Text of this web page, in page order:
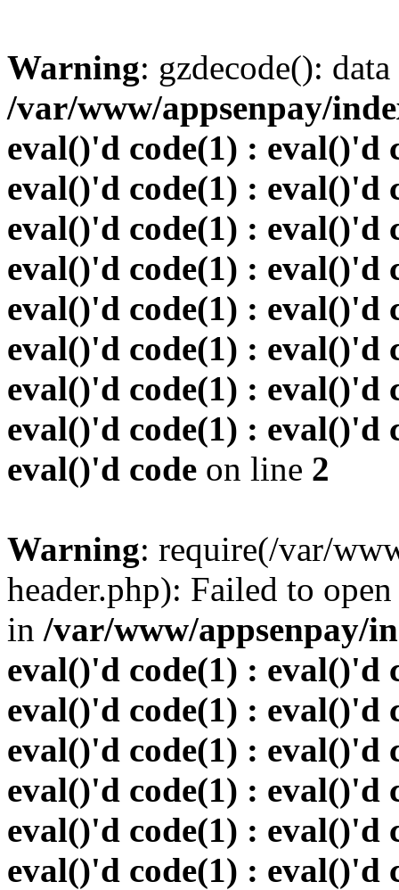
Warning: gzdecode():
/var/www/appsenpay/
eval()'d code(1) : eval()'d
eval()'d code(1) : eval()'d
eval()'d code(1) : eval()'d
eval()'d code(1) : eval()'d
eval()'d code(1) : eval()'d
eval()'d code(1) : eval()'d
eval()'d code(1) : eval()'d
eval()'d code(1) : eval()'d
eval()'d code on line 2
Warning: require(/var/
header.php): Failed to
in /var/www/appsenpay/
eval()'d code(1) : eval()'d
eval()'d code(1) : eval()'d
eval()'d code(1) : eval()'d
eval()'d code(1) : eval()'d
eval()'d code(1) : eval()'d
eval()'d code(1) : eval()'d